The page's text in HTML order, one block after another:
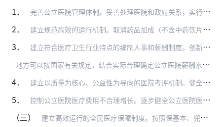
1． 完善公立医院管理体制。妥善处理医院和政府关系，实行政事分开和管办分开，推动医院管理模式和运行方式转变。加强政府在方向、政策、引导、规划、评价等方面的宏观管理，加…
2． 建立规范高效的运行机制。取消药品加成（不含中药饮片），通过调整医疗服务价格、加大政府投入、改革支付方式、降低医院运行成本等，建立科学合理的补偿机制。逐步建立以成…
3． 建立符合医疗卫生行业特点的编制人事和薪酬制度。创新公立医院编制管理方式，完善编制管理办法，积极探索开展公立医院编制管理改革试点。在地方现有编制总量内，确定公立医…
地
方可以按国家有关规定，结合实际合理确定公立医院薪酬水平，逐步提高人员经费支出占业务支出的比例，并建立动态调整机制。对工作时间之外劳动较多、高层次医疗人才集聚、…
4．
建立以质量为核心、公益性为导向的医院考评机制。健全医院绩效评价体系，机构考核应涵盖社会效益、服务提供、质量安全、综合管理、可持续发展等内容，重视卫生应急、对口支…
5． 控制公立医院医疗费用不合理增长。逐步健全公立医院医疗费用控制监测和考核机制。设定全国医疗费用增长控制目标，各省（区、市）根据不同地区医疗费用水平和增长幅度以及不…
（三） 建立高效运行的全民医疗保障制度。按照保基本、兜底线、可持续的原则，围绕资金来源多元化、保障制度规范化、管理服务社会化三个关键环节，加大改革力度，建立高效运行的全…